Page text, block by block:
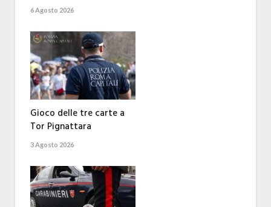
6 Agosto 2026
Gioco delle tre carte a
Tor Pignattara
3 Agosto 2026